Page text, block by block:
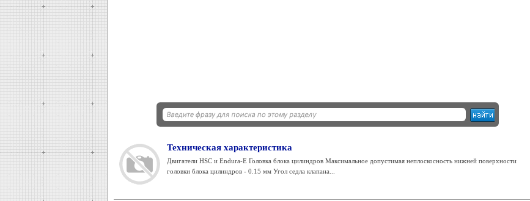
Техническая характеристика
Двигатели HSC и Endura-E Головка блока цилиндров Максимальное допустимая неплоскосность нижней поверхности
головки блока цилиндров - 0.15 мм Угол седла клапана...